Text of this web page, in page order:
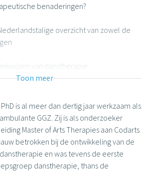
benaderingen?
overzicht van zowel de
van danstherapie.
Toon meer
PhD is al meer dan dertig jaar werkzaam als
GGZ. Zij is als onderzoeker
Master of Arts Therapies aan Codarts
betrokken bij de ontwikkeling van de
en was tevens de eerste
danstherapie, thans de